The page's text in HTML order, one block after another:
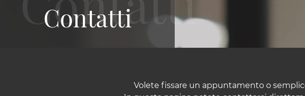
Contatti
Volete fissare un appuntamento o